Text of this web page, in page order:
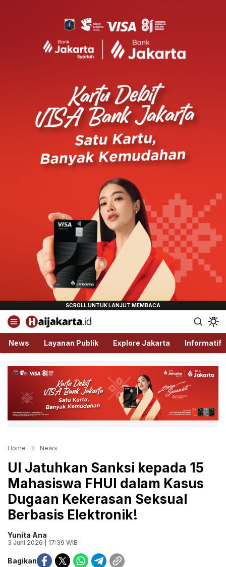
Haijakarta.id
Semua Tentang Jakarta Ada Disini!
News Layanan Publik Explore Jakarta Informatif
Home News
UI Jatuhkan Sanksi kepada 15
Mahasiswa FHUI dalam Kasus
Dugaan Kekerasan Seksual
Berbasis Elektronik!
Yunita Ana
3 Juni 2026 | 17:39 WIB
Bagikan